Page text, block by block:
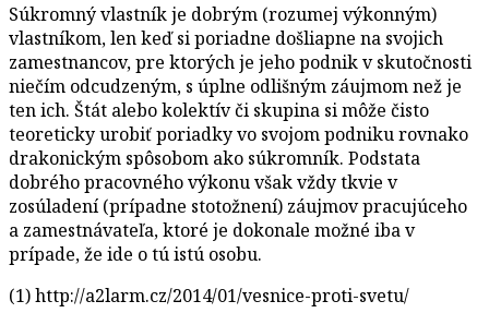
Súkromný vlastník je dobrým (rozumej výkonným)
vlastníkom, len keď si poriadne došliapne na svojich
zamestnancov, pre ktorých je jeho podnik v skutočnosti
niečím odcudzeným, s úplne odlišným záujmom než je
ten ich. Štát alebo kolektív či skupina si môže čisto
teoreticky urobiť poriadky vo svojom podniku rovnako
drakonickým spôsobom ako súkromník. Podstata
dobrého pracovného výkonu však vždy tkvie v
zosúladení (prípadne stotožnení) záujmov pracujúceho
a zamestnávateľa, ktoré je dokonale možné iba v
prípade, že ide o tú istú osobu.
(1)http://a2larm.cz/2014/01/vesnice-proti-svetu/